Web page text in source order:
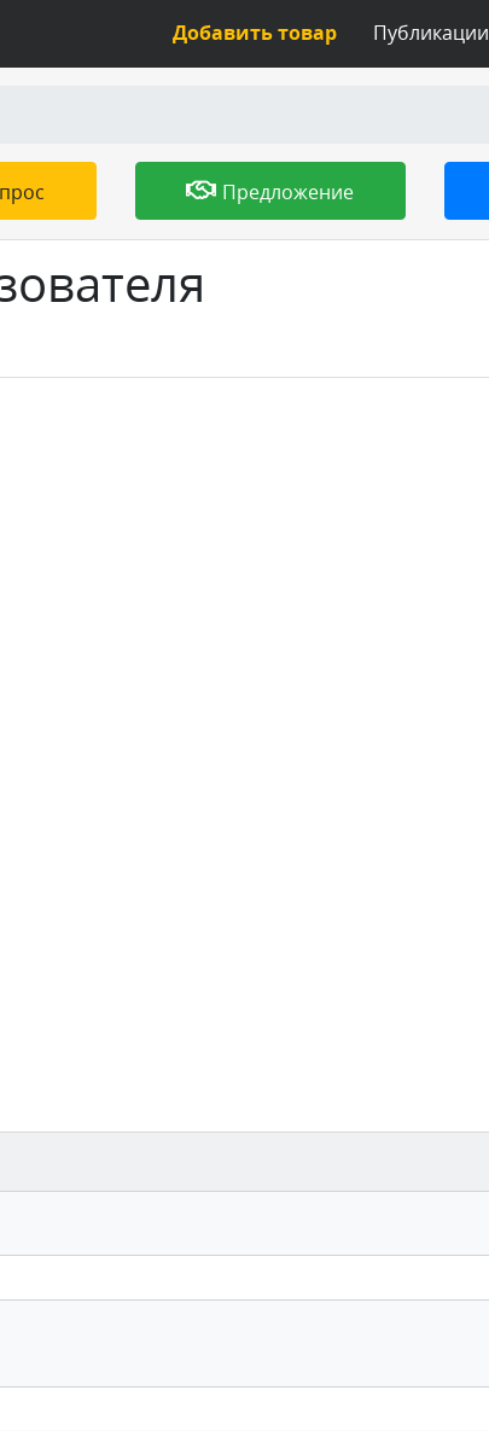
Публикации
Добавить товар
Предложение